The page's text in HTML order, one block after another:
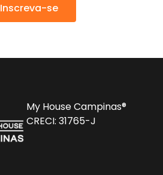
Inscreva-se
My House Campinas®
CRECI: 31765-J